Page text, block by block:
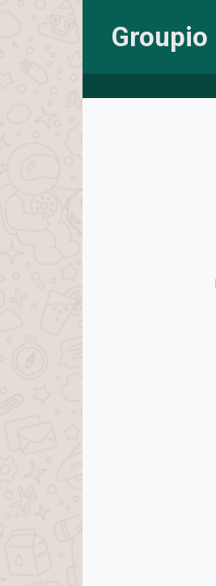
Groupio